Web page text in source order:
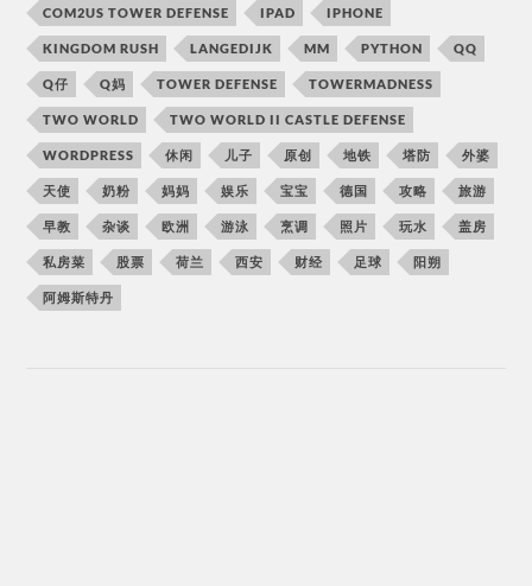
COM2US TOWER DEFENSE IPAD IPHONE
KINGDOM RUSH LANGEDIJK MM PYTHON QQ
Q仔 Q妈 TOWER DEFENSE TOWERMADNESS
TWO WORLD TWO WORLD II CASTLE DEFENSE
WORDPRESS 休闲 儿子 原创 地铁 塔防 外婆
天使 奶粉 妈妈 娱乐 宝宝 德国 攻略 旅游
早教 杂谈 欧洲 游泳 烹调 照片 玩水 盖房
私房菜 股票 荷兰 西安 财经 足球 阳朔
阿姆斯特丹